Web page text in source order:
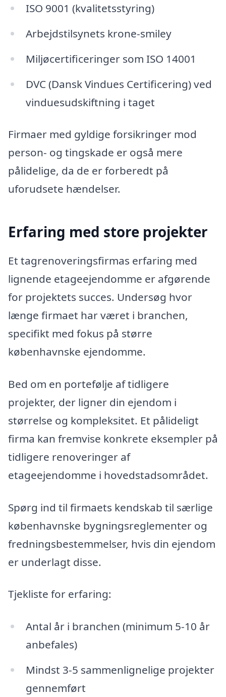
ISO 9001 (kvalitetsstyring)
Arbejdstilsynets krone-smiley
Miljøcertificeringer som ISO 14001
DVC (Dansk Vindues Certificering) ved
vinduesudskiftning i taget
Firmaer med gyldige forsikringer mod
person- og tingskade er også mere
pålidelige, da de er forberedt på
uforudsete hændelser.
Erfaring med store projekter
Et tagrenoveringsfirmas erfaring med
lignende etageejendomme er afgørende
for projektets succes. Undersøg hvor
længe firmaet har været i branchen,
specifikt med fokus på større
københavnske ejendomme.
Bed om en portefølje af tidligere
projekter, der ligner din ejendom i
størrelse og kompleksitet. Et pålideligt
firma kan fremvise konkrete eksempler på
tidligere renoveringer af
etageejendomme i hovedstadsområdet.
Spørg ind til firmaets kendskab til særlige
københavnske bygningsreglementer og
fredningsbestemmelser, hvis din ejendom
er underlagt disse.
Tjekliste for erfaring:
Antal år i branchen (minimum 5-10 år
anbefales)
Mindst 3-5 sammenlignelige projekter
gennemført